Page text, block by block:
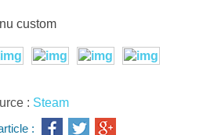
custom
: Steam
: